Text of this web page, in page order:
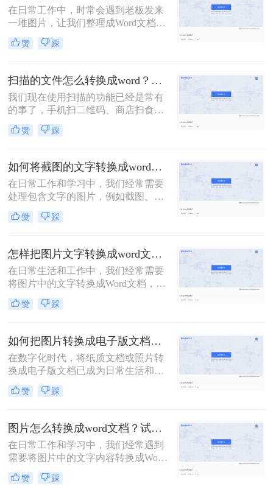
在日常工作中，时常会遇到老板发来
一堆图片，让我们整理成Word文档再
发给他的情况！如果图片很少，还可
以一个字一个字敲击键盘整理，如果
显得力不从心了！该怎么办呢？下面
转转师妹就教大家四个图片如何转
word方法！
赞 踩
扫描的文件怎么转换成word？教你三种转换方法！
我们现在使用扫描的功能已经是常有
的事了，手机扫二维码、商店扫食品
条形码等等。这些都是我们现在对于
扫描功能的应用，那么我们可以在工
吗？接下来就让我们来给大家介绍扫
描的文件怎么转换成word吧！
赞 踩
如何将截图的文字转换成word？四种简单好用方法分享！
在日常工作和学习中，我们经常需要
处理包含文字的图片，例如截图、扫
描文档等。为了更高效地利用这些信
息，将截图中的文字提取出来显得尤
成word呢？本文将介绍四种提取截图
文字的方法，帮助你轻松应对各种场
景。
赞 踩
怎样把图片文字转换成word文档？分享3种简单方法，1秒搞定！
在日常生活和工作中，我们经常需要
将图片中的文字转换成Word文档，以
便于编辑、整理或分享。那么怎样把
图片文字转换成word文档呢？本文将
松实现图片文字到Word文档的转换。
赞 踩
如何把图片转换成电子版文档？可以试试这三个方法！
在数字化时代，将纸质文档或照片转
换成电子版文档已成为日常生活和工
作中不可或缺的一部分。这不仅便于
存储、共享和编辑，还能有效减少纸
把图片转换成电子版文档呢？本文将
详细介绍几种将图片转换成电子版文
档的方法，帮助您轻松实现这一转换
过程。
赞 踩
图片怎么转换成word文档？试试这四个方法！
在日常工作和学习中，我们经常遇到
需要将图片中的文字内容转换成Word
文档的情况。这可能是因为图片中的
信息需要编辑、修改或进一步处理，
赞 踩